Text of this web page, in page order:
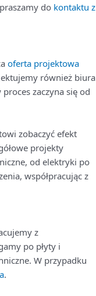
do kontaktu z
oferta projektowa
również biura
zaczyna się od
zobaczyć efekt
projekty
od elektryki po
współpracując z
z
po płyty i
W przypadku
.